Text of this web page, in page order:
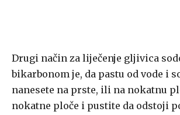
Drugi način za liječenje gljivica
bikarbonom je, da pastu od vode i
nanesete na prste, ili na nokatnu
nokatne ploče i pustite da odstoji